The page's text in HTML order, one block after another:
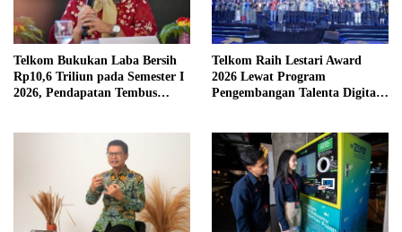
Telkom Bukukan Laba Bersih
Rp10,6 Triliun pada Semester I
2026, Pendapatan Tembus
Telkom Raih Lestari Award
2026 Lewat Program
Pengembangan Talenta Digital